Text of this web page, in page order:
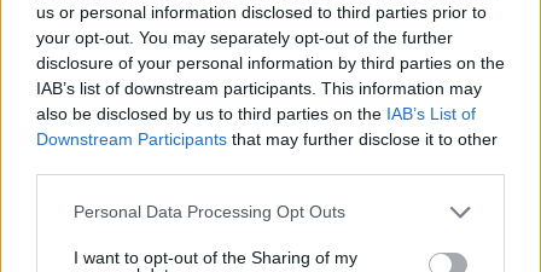
us or personal information disclosed to third parties prior to
your opt-out. You may separately opt-out of the further
disclosure of your personal information by third parties on the
IAB’s list of downstream participants. This information may
also be disclosed by us to third parties on the IAB’s List of
Downstream Participants that may further disclose it to other
Please note that this website/app uses one or more Google
not limited to your visit or usage behaviour. You may click to
Personal Data Processing Opt Outs
I want to opt-out of the Sharing of my
Στα decks της Μυκόνου: Οι διάσημοι
dj, οι αμοιβές τους και οι sold out
ξέφρενες μέρες και νύχτες
05.08.2026, 15:21
γίνουν «ασπίδα» για το σπίτι σας